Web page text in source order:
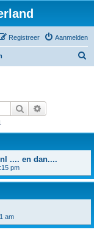
Aanmelden
Registreer
Zoek
.... en dan....
pm
am